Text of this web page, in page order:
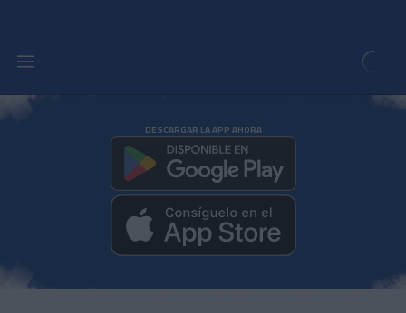
DESCARGAR LA APP AHORA